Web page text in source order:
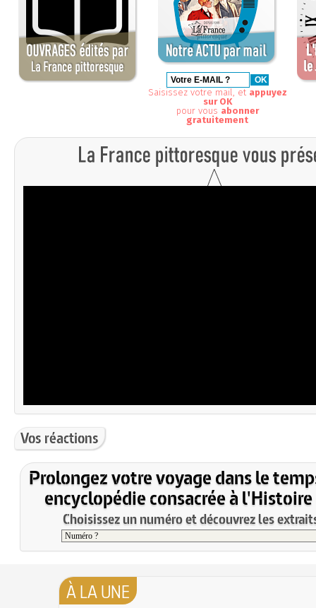
Saisissez votre mail, et appuyez
sur OK
pour vous abonner
gratuitement
Vos réactions
Prolongez votre voyage dans le
encyclopédie consacrée à l'Histoire
Choisissez un numéro et découvrez les
À LA UNE